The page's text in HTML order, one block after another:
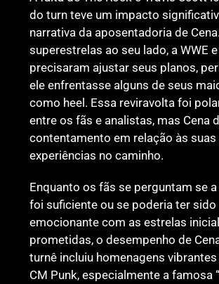
do turn teve um impacto
narrativa da aposentadoria de
superestrelas ao seu lado, a WWE e
precisaram ajustar seus planos,
ele enfrentasse alguns de seus
como heel. Essa reviravolta foi
entre os fãs e analistas, mas Cena
contentamento em relação às suas
experiências no caminho.
Enquanto os fãs se perguntam se a
foi suficiente ou se poderia ter sido
emocionante com as estrelas
prometidas, o desempenho de
turnê incluiu homenagens vibrantes
CM Punk, especialmente a famosa